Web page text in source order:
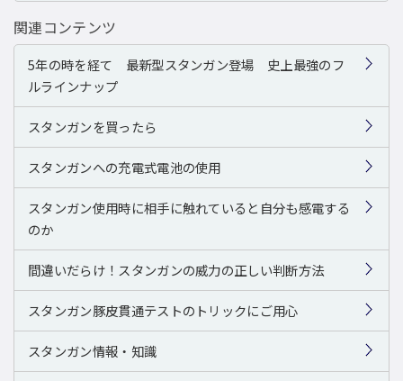
関連コンテンツ
5年の時を経て 最新型スタンガン登場 史上最強のフ
ルラインナップ
スタンガンを買ったら
スタンガンへの充電式電池の使用
スタンガン使用時に相手に触れていると自分も感電する
のか
間違いだらけ！スタンガンの威力の正しい判断方法
スタンガン豚皮貫通テストのトリックにご用心
スタンガン情報・知識